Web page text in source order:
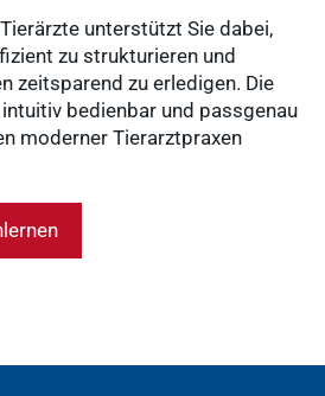
unterstützt Sie dabei,
zu strukturieren und
zeitsparend zu erledigen. Die
bedienbar und passgenau
moderner Tierarztpraxen